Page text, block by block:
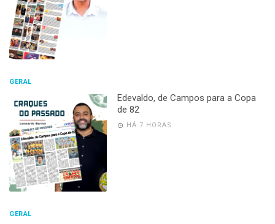
GERAL
Edevaldo, de Campos para a Copa
de 82
HÁ 7 HORAS
GERAL